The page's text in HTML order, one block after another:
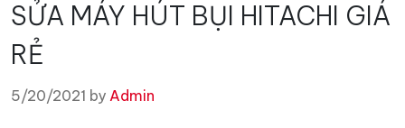
SỬA MÁY HÚT BỤI HITACHI GIÁ
RẺ
5/20/2021 by Admin